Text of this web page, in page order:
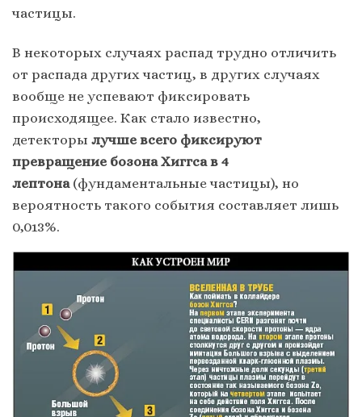
частицы.
В некоторых случаях распад трудно отличить
от распада других частиц, в других случаях
вообще не успевают фиксировать
происходящее. Как стало известно,
детекторы лучше всего фиксируют
превращение бозона Хиггса в 4
лептона (фундаментальные частицы), но
вероятность такого события составляет лишь
0,013%.